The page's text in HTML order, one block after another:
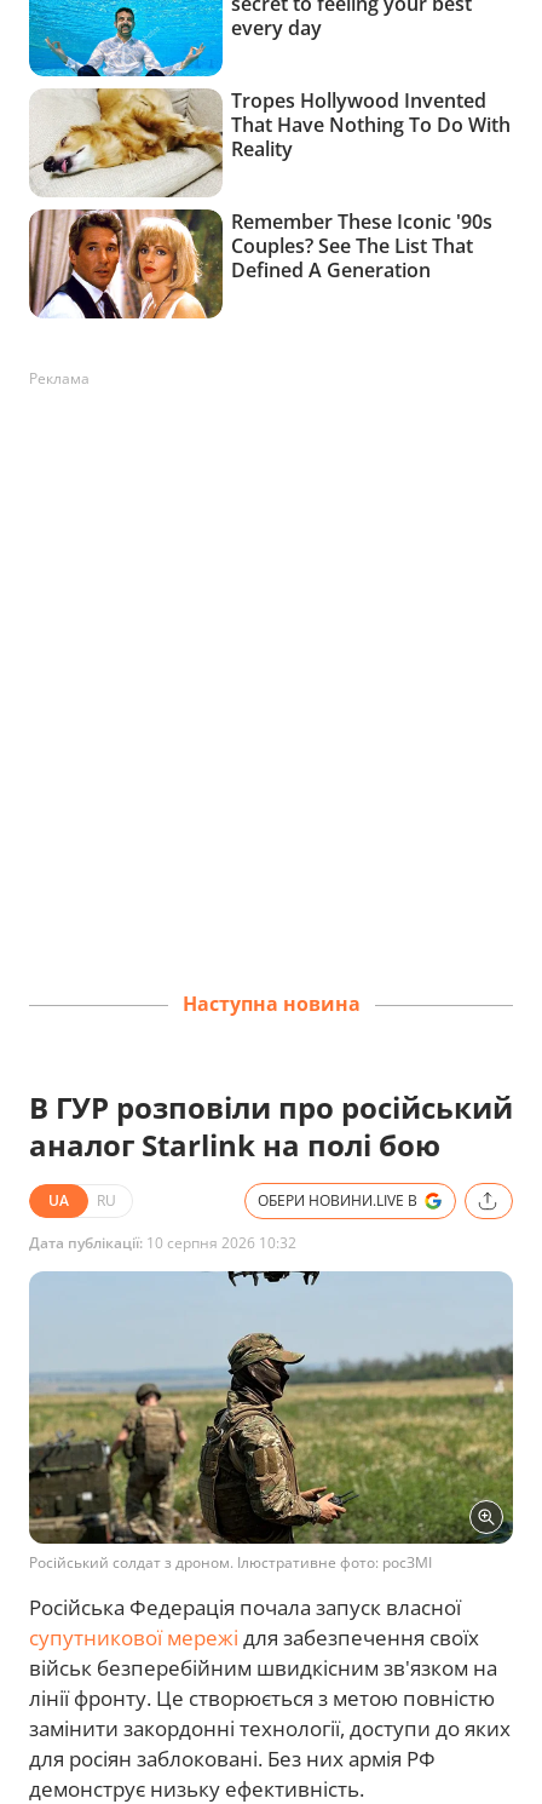
Реклама
Наступна новина
В ГУР розповіли про російський
аналог Starlink на полі бою
UA RU ОБЕРИ НОВИНИ.LIVE В
Дата публікації: 10 серпня 2026 10:32
Російський солдат з дроном. Ілюстративне фото: росЗМІ
Російська Федерація почала запуск власної
супутникової мережі для забезпечення своїх
військ безперебійним швидкісним зв'язком на
лінії фронту. Це створюється з метою повністю
замінити закордонні технології, доступи до яких
для росіян заблоковані. Без них армія РФ
демонструє низьку ефективність.